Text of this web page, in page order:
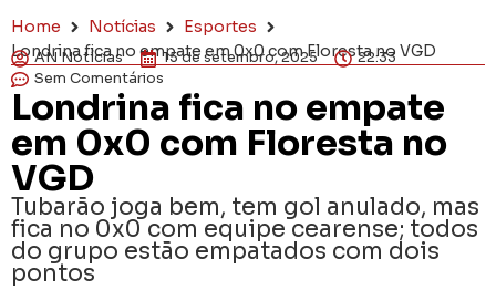
Home Notícias
Esportes
Londrina fica no empate em 0x0 com Floresta no VGD
AN Notícias 15 de setembro, 2025
22:33
Sem Comentários
Londrina fica no empate
em 0x0 com Floresta no
VGD
Tubarão joga bem, tem gol anulado, mas
fica no 0x0 com equipe cearense; todos
do grupo estão empatados com dois
pontos